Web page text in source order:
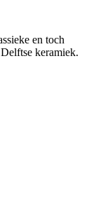
en toch
keramiek.